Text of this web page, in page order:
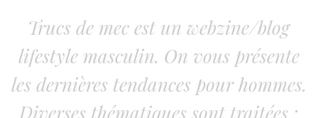
Trucs de mec est un webzine/blog
lifestyle masculin. On vous présente
les dernières tendances pour hommes.
Diverses thématiques sont traitées :